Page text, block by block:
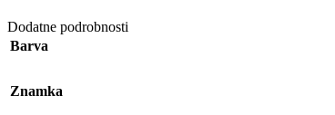
Dodatne podrobnosti
Barva
Znamka